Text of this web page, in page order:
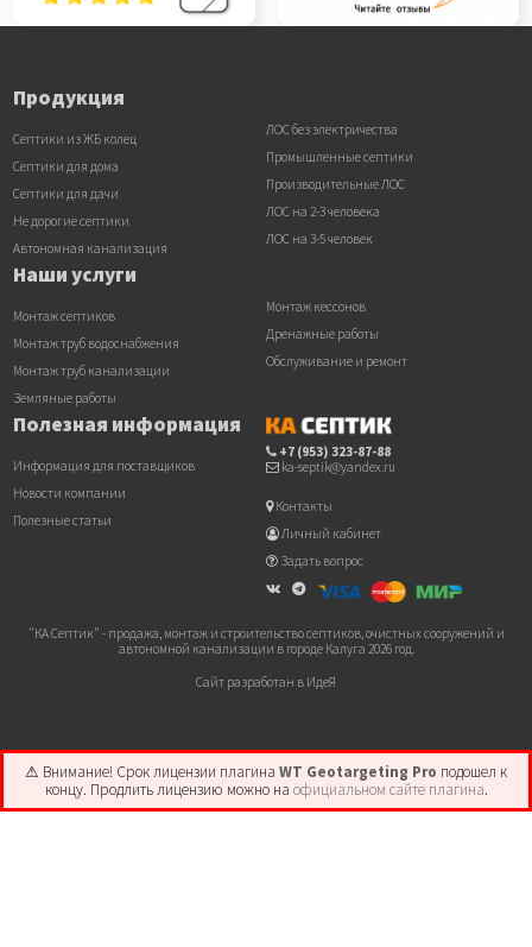
Продукция
Септики из ЖБ колец
Септики для дома
Септики для дачи
Не дорогие септики
Автономная канализация
ЛОС без электричества
Промышленные септики
Производительные ЛОС
ЛОС на 2-3 человека
ЛОС на 3-5 человек
Наши услуги
Монтаж септиков
Монтаж труб водоснабжения
Монтаж труб канализации
Земляные работы
Монтаж кессонов
Дренажные работы
Обслуживание и ремонт
Полезная информация
Информация для поставщиков
Новости компании
Полезные статьи
+7 (953) 323-87-88
ka-septik@yandex.ru
Контакты
Личный кабинет
Задать вопрос
"КА Септик" - продажа, монтаж и строительство септиков, очистных сооружений и
автономной канализации в городе Калуга 2026 год.
Сайт разработан в ИдеЯ
⚠ Внимание! ️Срок лицензии плагина WT Geotargeting Pro подошел к
концу. Продлить лицензию можно на официальном сайте плагина.